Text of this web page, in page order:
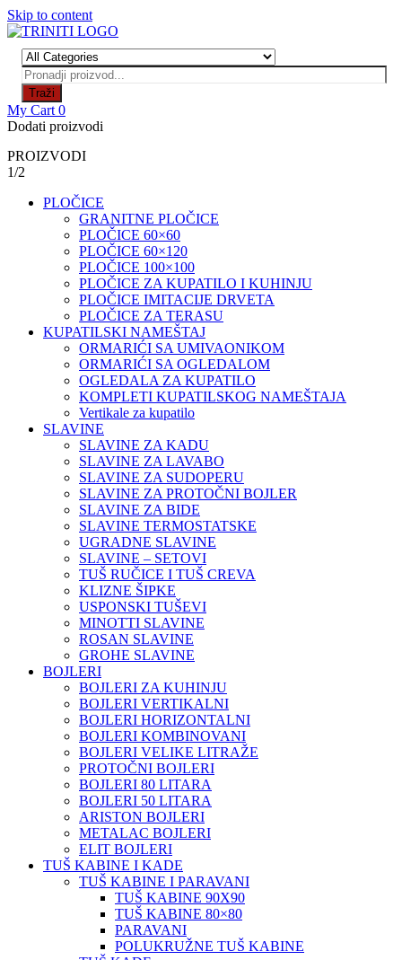
Skip to content
Traži
My Cart 0
Dodati proizvodi
PROIZVODI
1/2
PLOČICE
GRANITNE PLOČICE
PLOČICE 60×60
PLOČICE 60×120
PLOČICE 100×100
PLOČICE ZA KUPATILO I KUHINJU
PLOČICE IMITACIJE DRVETA
PLOČICE ZA TERASU
KUPATILSKI NAMEŠTAJ
ORMARIĆI SA UMIVAONIKOM
ORMARIĆI SA OGLEDALOM
OGLEDALA ZA KUPATILO
KOMPLETI KUPATILSKOG NAMEŠTAJA
Vertikale za kupatilo
SLAVINE
SLAVINE ZA KADU
SLAVINE ZA LAVABO
SLAVINE ZA SUDOPERU
SLAVINE ZA PROTOČNI BOJLER
SLAVINE ZA BIDE
SLAVINE TERMOSTATSKE
UGRADNE SLAVINE
SLAVINE – SETOVI
TUŠ RUČICE I TUŠ CREVA
KLIZNE ŠIPKE
USPONSKI TUŠEVI
MINOTTI SLAVINE
ROSAN SLAVINE
GROHE SLAVINE
BOJLERI
BOJLERI ZA KUHINJU
BOJLERI VERTIKALNI
BOJLERI HORIZONTALNI
BOJLERI KOMBINOVANI
BOJLERI VELIKE LITRAŽE
PROTOČNI BOJLERI
BOJLERI 80 LITARA
BOJLERI 50 LITARA
ARISTON BOJLERI
METALAC BOJLERI
ELIT BOJLERI
TUŠ KABINE I KADE
TUŠ KABINE I PARAVANI
TUŠ KABINE 90X90
TUŠ KABINE 80×80
PARAVANI
POLUKRUŽNE TUŠ KABINE